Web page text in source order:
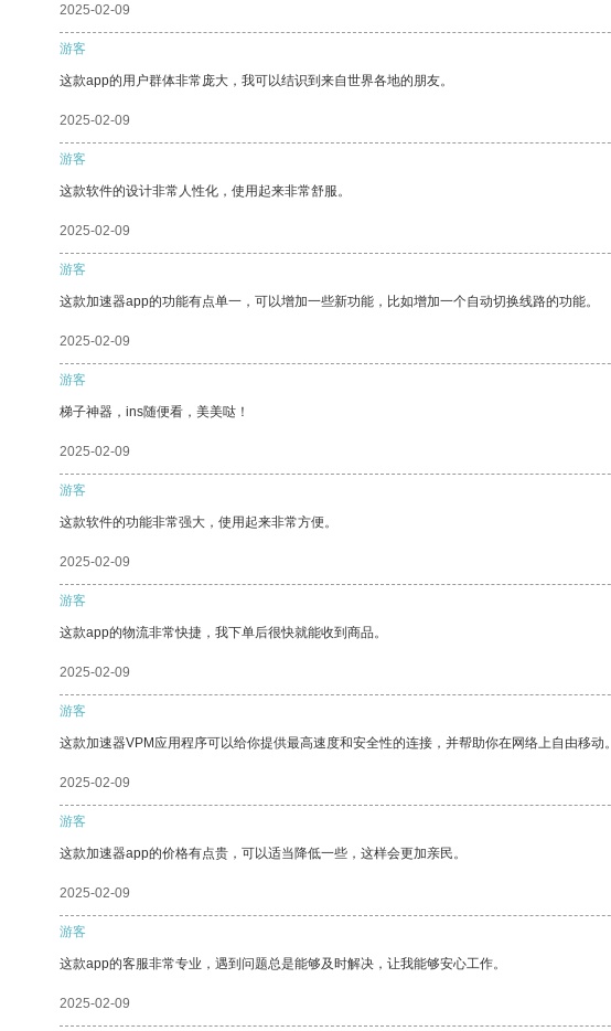
2025-02-09
游客
这款app的用户群体非常庞大，我可以结识到来自世界各地的朋友。
2025-02-09
游客
这款软件的设计非常人性化，使用起来非常舒服。
2025-02-09
游客
这款加速器app的功能有点单一，可以增加一些新功能，比如增加一个自动切换线路的功能。
2025-02-09
游客
梯子神器，ins随便看，美美哒！
2025-02-09
游客
这款软件的功能非常强大，使用起来非常方便。
2025-02-09
游客
这款app的物流非常快捷，我下单后很快就能收到商品。
2025-02-09
游客
这款加速器VPM应用程序可以给你提供最高速度和安全性的连接，并帮助你在网络上自由移动。
2025-02-09
游客
这款加速器app的价格有点贵，可以适当降低一些，这样会更加亲民。
2025-02-09
游客
这款app的客服非常专业，遇到问题总是能够及时解决，让我能够安心工作。
2025-02-09